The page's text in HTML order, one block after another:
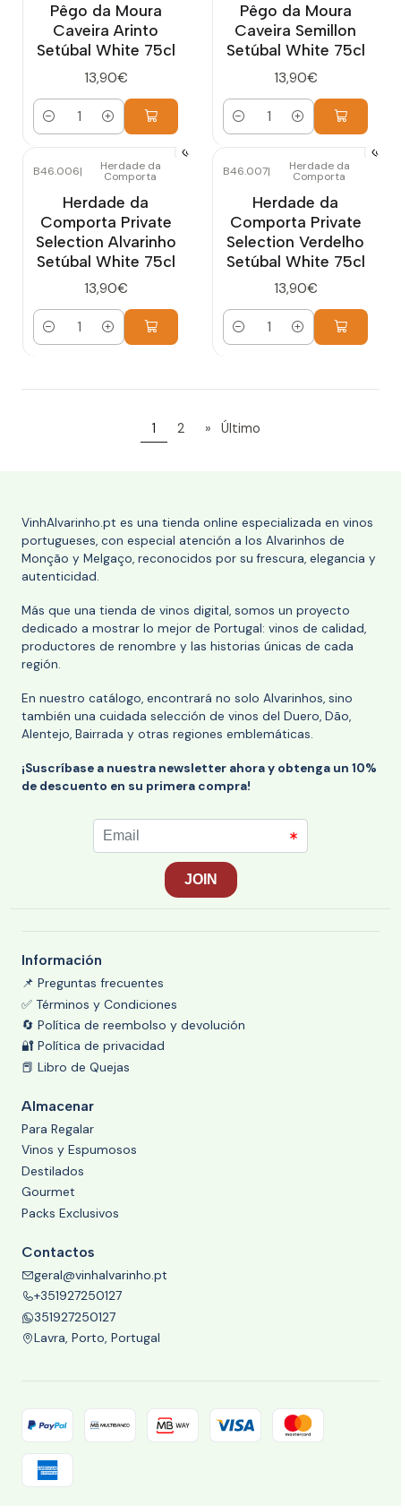
Pêgo da Moura
Caveira Arinto
Setúbal White 75cl
13,90€
Cantidad
Pêgo da Moura
Caveira Semillon
Setúbal White 75cl
13,90€
Cantidad
B46.006| Herdade da
Comporta
Herdade da
Comporta Private
Selection Alvarinho
Setúbal White 75cl
13,90€
Cantidad
B46.007| Herdade da
Comporta
Herdade da
Comporta Private
Selection Verdelho
Setúbal White 75cl
13,90€
Cantidad
1 2 » Último
VinhAlvarinho.pt es una tienda online especializada en vinos
portugueses, con especial atención a los Alvarinhos de
Monção y Melgaço, reconocidos por su frescura, elegancia y
autenticidad.
Más que una tienda de vinos digital, somos un proyecto
dedicado a mostrar lo mejor de Portugal: vinos de calidad,
productores de renombre y las historias únicas de cada
región.
En nuestro catálogo, encontrará no solo Alvarinhos, sino
también una cuidada selección de vinos del Duero, Dão,
Alentejo, Bairrada y otras regiones emblemáticas.
¡Suscríbase a nuestra newsletter ahora y obtenga un 10%
de descuento en su primera compra!
Información
📌 Preguntas frecuentes
✅ Términos y Condiciones
🔄 Política de reembolso y devolución
🔐 Política de privacidad
📕 Libro de Quejas
Almacenar
Para Regalar
Vinos y Espumosos
Destilados
Gourmet
Packs Exclusivos
Contactos
geral@vinhalvarinho.pt
+351927250127
351927250127
Lavra, Porto, Portugal